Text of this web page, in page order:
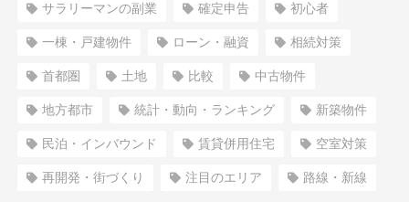
サラリーマンの副業 確定申告 初心者
一棟・戸建物件 ローン・融資 相続対策
首都圏 土地 比較 中古物件
地方都市 統計・動向・ランキング 新築物件
民泊・インバウンド 賃貸併用住宅 空室対策
再開発・街づくり 注目のエリア 路線・新線